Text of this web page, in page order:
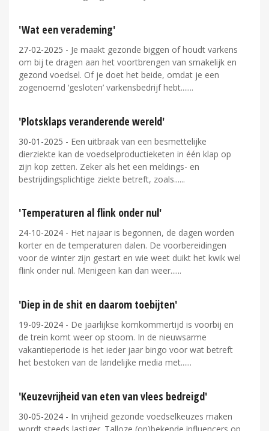
'Wat een verademing'
27-02-2025 - Je maakt gezonde biggen of houdt varkens
om bij te dragen aan het voortbrengen van smakelijk en
gezond voedsel. Of je doet het beide, omdat je een
zogenoemd ‘gesloten’ varkensbedrijf hebt....
'Plotsklaps veranderende wereld'
30-01-2025 - Een uitbraak van een besmettelijke
dierziekte kan de voedselproductieketen in één klap op
zijn kop zetten. Zeker als het een meldings- en
bestrijdingsplichtige ziekte betreft, zoals...
'Temperaturen al flink onder nul'
24-10-2024 - Het najaar is begonnen, de dagen worden
korter en de temperaturen dalen. De voorbereidingen
voor de winter zijn gestart en wie weet duikt het kwik wel
flink onder nul. Menigeen kan dan weer...
'Diep in de shit en daarom toebijten'
19-09-2024 - De jaarlijkse komkommertijd is voorbij en
de trein komt weer op stoom. In de nieuwsarme
vakantieperiode is het ieder jaar bingo voor wat betreft
het bestoken van de landelijke media met...
'Keuzevrijheid van eten van vlees bedreigd'
30-05-2024 - In vrijheid gezonde voedselkeuzes maken